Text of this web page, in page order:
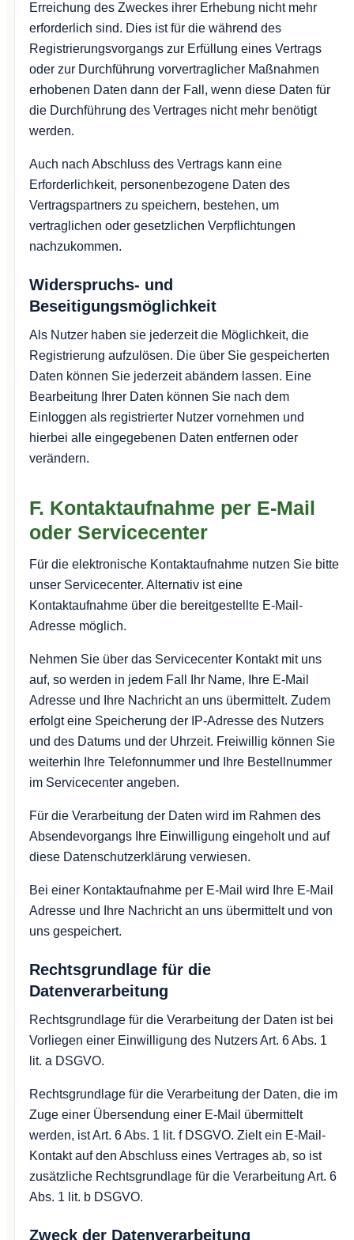
Erreichung des Zweckes ihrer Erhebung nicht mehr
erforderlich sind. Dies ist für die während des
Registrierungsvorgangs zur Erfüllung eines Vertrags
oder zur Durchführung vorvertraglicher Maßnahmen
erhobenen Daten dann der Fall, wenn diese Daten für
die Durchführung des Vertrages nicht mehr benötigt
werden.
Auch nach Abschluss des Vertrags kann eine
Erforderlichkeit, personenbezogene Daten des
Vertragspartners zu speichern, bestehen, um
vertraglichen oder gesetzlichen Verpflichtungen
nachzukommen.
Widerspruchs- und
Beseitigungsmöglichkeit
Als Nutzer haben sie jederzeit die Möglichkeit, die
Registrierung aufzulösen. Die über Sie gespeicherten
Daten können Sie jederzeit abändern lassen. Eine
Bearbeitung Ihrer Daten können Sie nach dem
Einloggen als registrierter Nutzer vornehmen und
hierbei alle eingegebenen Daten entfernen oder
verändern.
F. Kontaktaufnahme per E-Mail
oder Servicecenter
Für die elektronische Kontaktaufnahme nutzen Sie bitte
unser Servicecenter. Alternativ ist eine
Kontaktaufnahme über die bereitgestellte E-Mail-
Adresse möglich.
Nehmen Sie über das Servicecenter Kontakt mit uns
auf, so werden in jedem Fall Ihr Name, Ihre E-Mail
Adresse und Ihre Nachricht an uns übermittelt. Zudem
erfolgt eine Speicherung der IP-Adresse des Nutzers
und des Datums und der Uhrzeit. Freiwillig können Sie
weiterhin Ihre Telefonnummer und Ihre Bestellnummer
im Servicecenter angeben.
Für die Verarbeitung der Daten wird im Rahmen des
Absendevorgangs Ihre Einwilligung eingeholt und auf
diese Datenschutzerklärung verwiesen.
Bei einer Kontaktaufnahme per E-Mail wird Ihre E-Mail
Adresse und Ihre Nachricht an uns übermittelt und von
uns gespeichert.
Rechtsgrundlage für die
Datenverarbeitung
Rechtsgrundlage für die Verarbeitung der Daten ist bei
Vorliegen einer Einwilligung des Nutzers Art. 6 Abs. 1
lit. a DSGVO.
Rechtsgrundlage für die Verarbeitung der Daten, die im
Zuge einer Übersendung einer E-Mail übermittelt
werden, ist Art. 6 Abs. 1 lit. f DSGVO. Zielt ein E-Mail-
Kontakt auf den Abschluss eines Vertrages ab, so ist
zusätzliche Rechtsgrundlage für die Verarbeitung Art. 6
Abs. 1 lit. b DSGVO.
Zweck der Datenverarbeitung